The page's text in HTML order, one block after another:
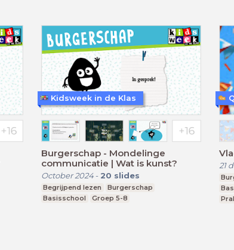
Burgerschap - Mondelinge
communicatie | Wat is kunst?
October 2024- 20 slides
Begrijpend lezen
Burgerschap
Basisschool
Groep 5-8
Kidsweek in de Klas
21